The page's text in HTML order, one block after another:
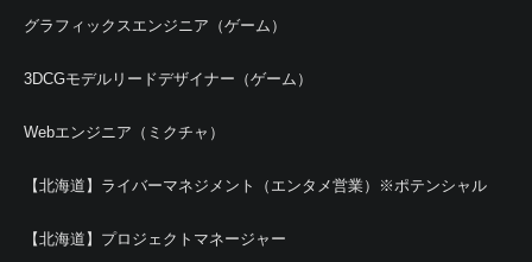
グラフィックスエンジニア（ゲーム）
3DCGモデルリードデザイナー（ゲーム）
Webエンジニア（ミクチャ）
【北海道】ライバーマネジメント（エンタメ営業）※ポテンシャル
【北海道】プロジェクトマネージャー